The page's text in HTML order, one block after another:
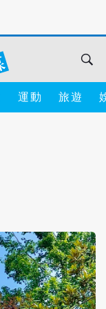
運動 旅遊